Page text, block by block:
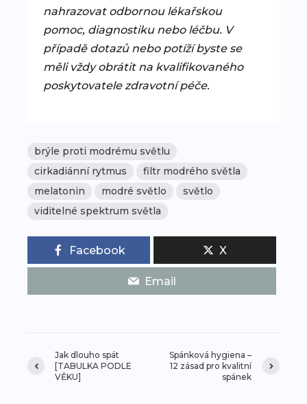
nahrazovat odbornou lékařskou
pomoc, diagnostiku nebo léčbu. V
případě dotazů nebo potíží byste se
měli vždy obrátit na kvalifikovaného
poskytovatele zdravotní péče.
brýle proti modrému světlu
cirkadiánní rytmus
filtr modrého světla
melatonin
modré světlo
světlo
viditelné spektrum světla
Facebook X
Email
Jak dlouho spát
[TABULKA PODLE
VĚKU]
Spánková hygiena –
12 zásad pro kvalitní
spánek